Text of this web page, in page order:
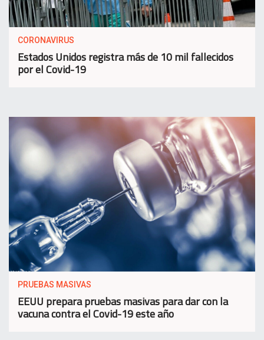
CORONAVIRUS
Estados Unidos registra más de 10 mil fallecidos
por el Covid-19
PRUEBAS MASIVAS
EEUU prepara pruebas masivas para dar con la
vacuna contra el Covid-19 este año